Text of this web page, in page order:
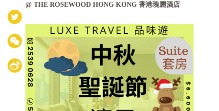
@ THE ROSEWOOD HONG KONG 香港瑰麗酒店